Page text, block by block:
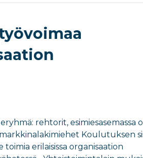
rehtorit, esimiesasemassa
Koulutuksen
erilaisissa organisaation